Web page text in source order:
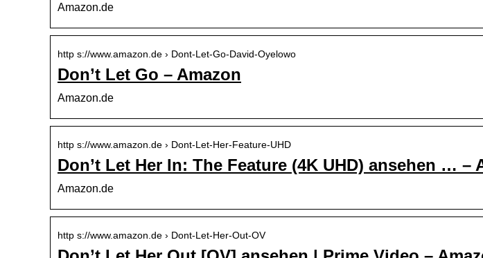
Amazon.de
http s://www.amazon.de › Dont-Let-Go-David-Oyelowo
Don’t Let Go – Amazon
Amazon.de
http s://www.amazon.de › Dont-Let-Her-Feature-UHD
Don’t Let Her In: The Feature (4K UHD) ansehen … –
Amazon.de
http s://www.amazon.de › Dont-Let-Her-Out-OV